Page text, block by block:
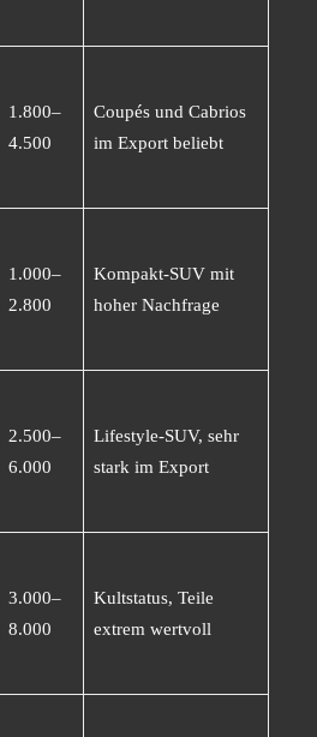
1.800–
4.500
Coupés und Cabrios
im Export beliebt
1.000–
2.800
Kompakt-SUV mit
hoher Nachfrage
2.500–
6.000
Lifestyle-SUV, sehr
stark im Export
3.000–
8.000
Kultstatus, Teile
extrem wertvoll